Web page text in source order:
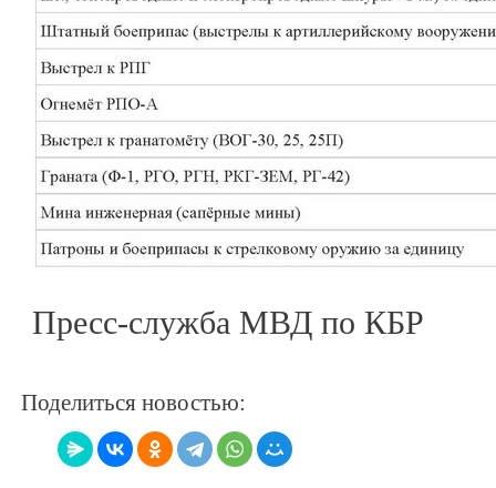
Пресс-служба МВД по КБР
Поделиться новостью: